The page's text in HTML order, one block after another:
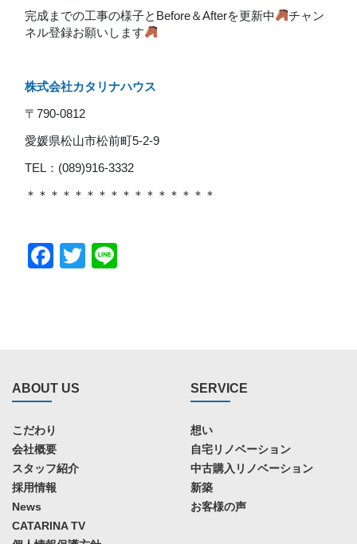
完成までの工事の様子とBefore＆Afterを更新中
チャン
ネル登録お願いします
株式会社カタリナハウス
〒790-0812
愛媛県松山市松前町5-2-9
TEL：(089)916-3332
＊＊＊＊＊＊＊＊＊＊＊＊＊＊＊＊
Facebook
Twitter
ABOUT US
こだわり
会社概要
スタッフ紹介
採用情報
News
CATARINA TV
SERVICE
想い
自宅リノベーション
中古購入リノベーション
新築
お客様の声